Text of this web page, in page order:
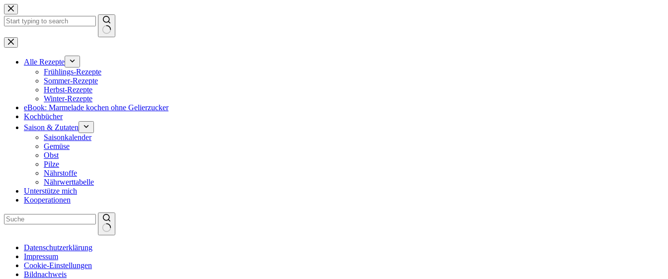
Zum
Inhalt
springen
Keine
Ergebnisse
Alle Rezepte
Frühlings-Rezepte
Sommer-Rezepte
Herbst-Rezepte
Winter-Rezepte
eBook: Marmelade kochen ohne Gelierzucker
Kochbücher
Saison & Zutaten
Saisonkalender
Gemüse
Obst
Pilze
Nährstoffe
Nährwerttabelle
Unterstütze mich
Kooperationen
Datenschutzerklärung
Impressum
Cookie-Einstellungen
Bildnachweis